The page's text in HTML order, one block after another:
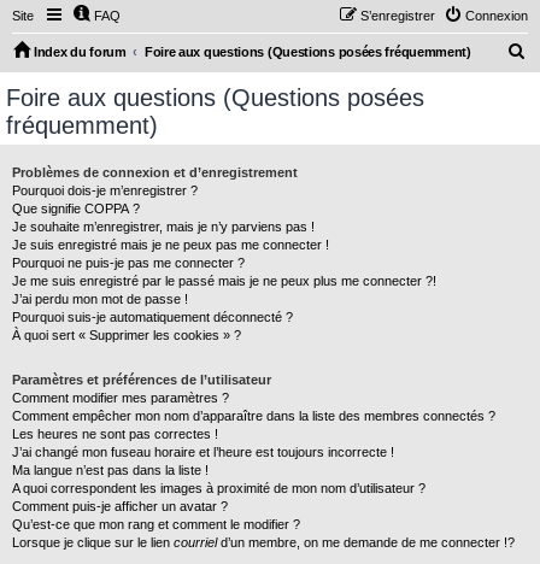
Site FAQ Connexion
S’enregistrer
Index du forum Foire aux questions (Questions posées fréquemment)
Foire aux questions (Questions posées
fréquemment)
Problèmes de connexion et d’enregistrement
Pourquoi dois-je m’enregistrer ?
Que signifie COPPA ?
Je souhaite m’enregistrer, mais je n’y parviens pas !
Je suis enregistré mais je ne peux pas me connecter !
Pourquoi ne puis-je pas me connecter ?
Je me suis enregistré par le passé mais je ne peux plus me connecter ?!
J’ai perdu mon mot de passe !
Pourquoi suis-je automatiquement déconnecté ?
À quoi sert « Supprimer les cookies » ?
Paramètres et préférences de l’utilisateur
Comment modifier mes paramètres ?
Comment empêcher mon nom d’apparaître dans la liste des membres connectés ?
Les heures ne sont pas correctes !
J’ai changé mon fuseau horaire et l’heure est toujours incorrecte !
Ma langue n’est pas dans la liste !
A quoi correspondent les images à proximité de mon nom d’utilisateur ?
Comment puis-je afficher un avatar ?
Qu’est-ce que mon rang et comment le modifier ?
Lorsque je clique sur le lien courrield’un membre, on me demande de me connecter !?